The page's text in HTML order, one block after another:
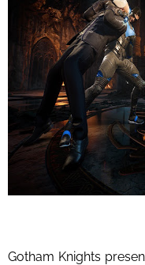
Gotham Knights